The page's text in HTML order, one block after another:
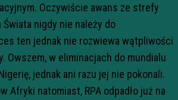
Oczywiście awans ze strefy
nigdy nie należy do
ten jednak nie rozwiewa wątpliwości
Owszem, w eliminacjach do mundialu
jednak ani razu jej nie pokonali.
Afryki natomiast, RPA odpadło już na